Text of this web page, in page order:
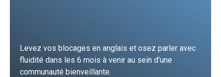
Levez vos blocages en anglais et osez parler avec
fluidité dans les 6 mois à venir au sein d’une
communauté bienveillante.